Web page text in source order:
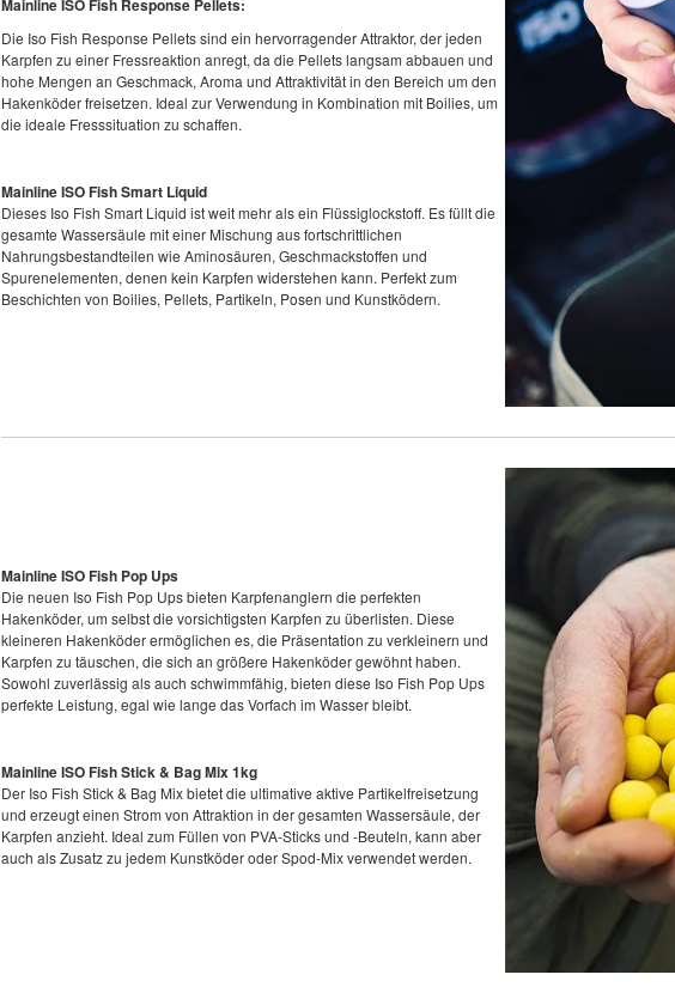
Mainline ISO Fish Response Pellets:
Die Iso Fish Response Pellets sind ein hervorragender Attraktor, der jeden
Karpfen zu einer Fressreaktion anregt, da die Pellets langsam abbauen und
hohe Mengen an Geschmack, Aroma und Attraktivität in den Bereich um den
Hakenköder freisetzen. Ideal zur Verwendung in Kombination mit Boilies, um
die ideale Fresssituation zu schaffen.
Mainline ISO Fish Smart Liquid
Dieses Iso Fish Smart Liquid ist weit mehr als ein Flüssiglockstoff. Es füllt die
gesamte Wassersäule mit einer Mischung aus fortschrittlichen
Nahrungsbestandteilen wie Aminosäuren, Geschmackstoffen und
Spurenelementen, denen kein Karpfen widerstehen kann. Perfekt zum
Beschichten von Boilies, Pellets, Partikeln, Posen und Kunstködern.
Mainline ISO Fish Pop Ups
Die neuen Iso Fish Pop Ups bieten Karpfenanglern die perfekten
Hakenköder, um selbst die vorsichtigsten Karpfen zu überlisten. Diese
kleineren Hakenköder ermöglichen es, die Präsentation zu verkleinern und
Karpfen zu täuschen, die sich an größere Hakenköder gewöhnt haben.
Sowohl zuverlässig als auch schwimmfähig, bieten diese Iso Fish Pop Ups
perfekte Leistung, egal wie lange das Vorfach im Wasser bleibt.
Mainline ISO Fish Stick & Bag Mix 1kg
Der Iso Fish Stick & Bag Mix bietet die ultimative aktive Partikelfreisetzung
und erzeugt einen Strom von Attraktion in der gesamten Wassersäule, der
Karpfen anzieht. Ideal zum Füllen von PVA-Sticks und -Beuteln, kann aber
auch als Zusatz zu jedem Kunstköder oder Spod-Mix verwendet werden.